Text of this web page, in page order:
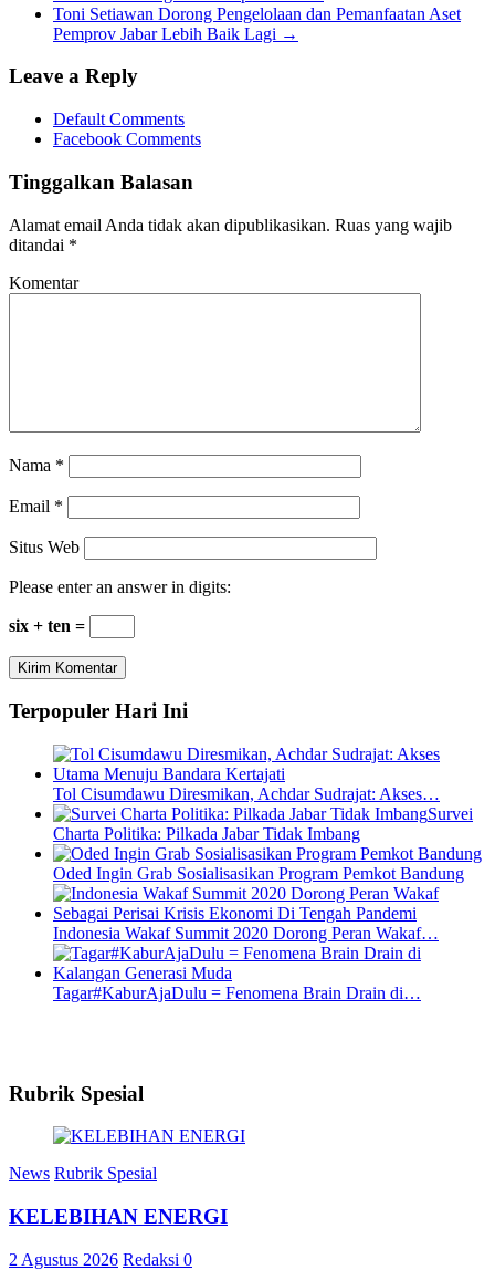
Toni Setiawan Dorong Pengelolaan dan Pemanfaatan Aset
Pemprov Jabar Lebih Baik Lagi →
Leave a Reply
Default Comments
Facebook Comments
Tinggalkan Balasan
Alamat email Anda tidak akan dipublikasikan. Ruas yang wajib
ditandai *
Komentar
Nama *
Email *
Situs Web
Please enter an answer in digits:
six + ten =
Terpopuler Hari Ini
Tol Cisumdawu Diresmikan, Achdar Sudrajat: Akses…
Survei
Charta Politika: Pilkada Jabar Tidak Imbang
Oded Ingin Grab Sosialisasikan Program Pemkot Bandung
Indonesia Wakaf Summit 2020 Dorong Peran Wakaf…
Tagar#KaburAjaDulu = Fenomena Brain Drain di…
Rubrik Spesial
News Rubrik Spesial
KELEBIHAN ENERGI
2 Agustus 2026 Redaksi 0